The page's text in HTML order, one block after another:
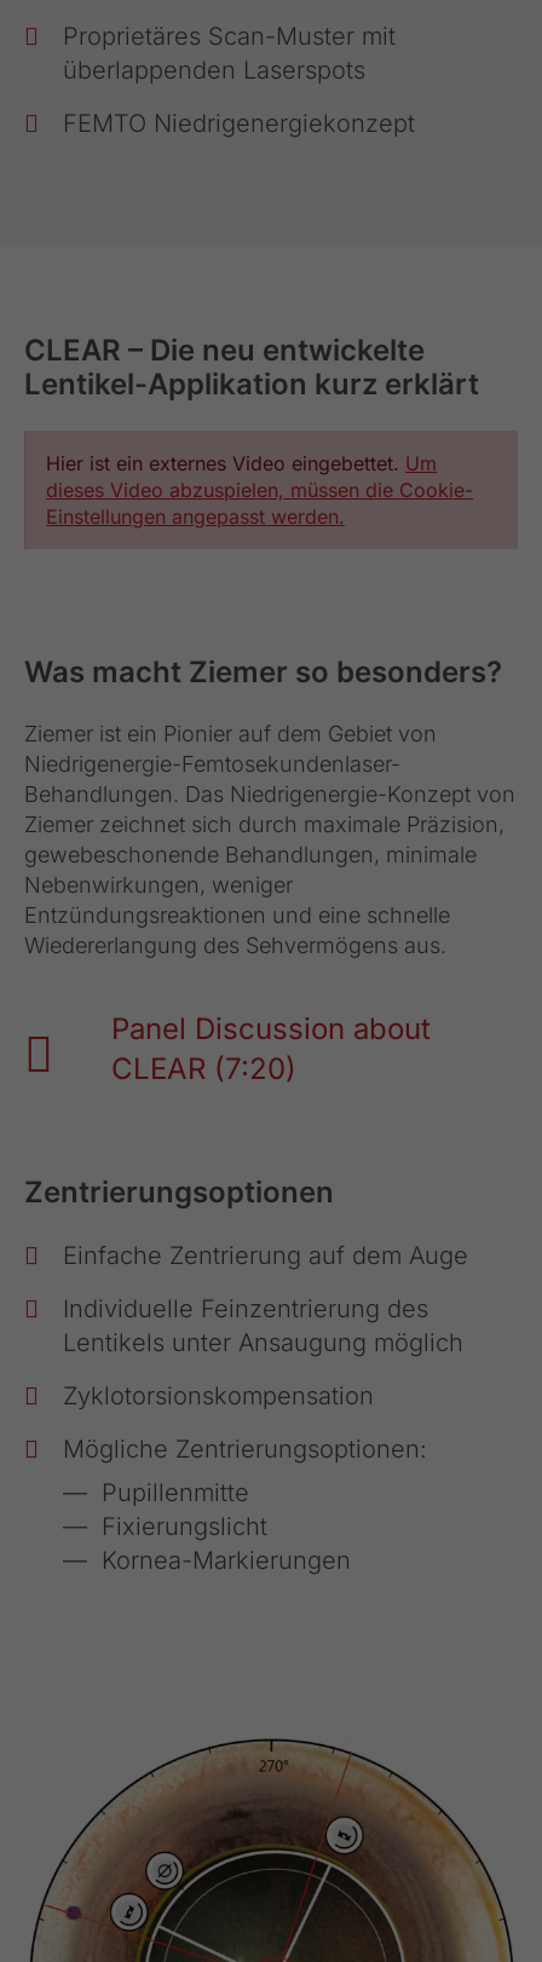
Proprietäres Scan-Muster mit
überlappenden Laserspots
FEMTO Niedrigenergiekonzept
CLEAR – Die neu entwickelte
Lentikel-Applikation kurz erklärt
Hier ist ein externes Video eingebettet. Um
dieses Video abzuspielen, müssen die Cookie-
Einstellungen angepasst werden.
Was macht Ziemer so besonders?
Ziemer ist ein Pionier auf dem Gebiet von
Niedrigenergie-Femtosekundenlaser-
Behandlungen. Das Niedrigenergie-Konzept von
Ziemer zeichnet sich durch maximale Präzision,
gewebeschonende Behandlungen, minimale
Nebenwirkungen, weniger
Entzündungsreaktionen und eine schnelle
Wiedererlangung des Sehvermögens aus.
Panel Discussion about
CLEAR (7:20)
Zentrierungsoptionen
Einfache Zentrierung auf dem Auge
Individuelle Feinzentrierung des
Lentikels unter Ansaugung möglich
Zyklotorsionskompensation
Mögliche Zentrierungsoptionen:
Pupillenmitte
Fixierungslicht
Kornea-Markierungen